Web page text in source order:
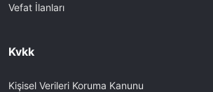
Vefat İlanları
Kvkk
Kişisel Verileri Koruma Kanunu